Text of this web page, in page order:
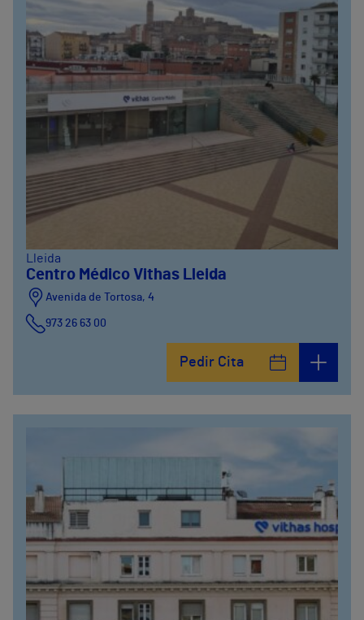
Lleida
Centro Médico Vithas Lleida
Avenida de Tortosa, 4
973 26 63 00
Pedir Cita